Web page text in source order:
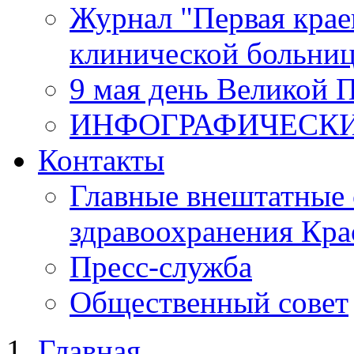
Журнал "Первая
клинической
9 мая день Великой
Контакты
Главные внештатные
здравоохранения
Пресс-служба
Общественный совет